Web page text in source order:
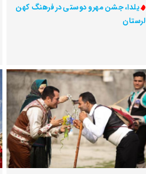
یلدا، جشن مهر و دوستی در فرهنگ کهن
لرستان